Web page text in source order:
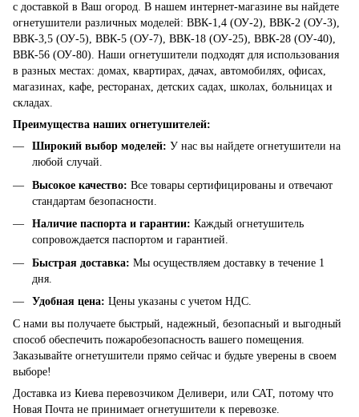
с доставкой в ​​Ваш огород. В нашем интернет-магазине вы найдете
огнетушители различных моделей: ВВК-1,4 (ОУ-2), ВВК-2 (ОУ-3),
ВВК-3,5 (ОУ-5), ВВК-5 (ОУ-7), ВВК-18 (ОУ-25), ВВК-28 (ОУ-40),
ВВК-56 (ОУ-80). Наши огнетушители подходят для использования
в разных местах: домах, квартирах, дачах, автомобилях, офисах,
магазинах, кафе, ресторанах, детских садах, школах, больницах и
складах.
Преимущества наших огнетушителей:
Широкий выбор моделей: У нас вы найдете огнетушители на
любой случай.
Высокое качество: Все товары сертифицированы и отвечают
стандартам безопасности.
Наличие паспорта и гарантии: Каждый огнетушитель
сопровождается паспортом и гарантией.
Быстрая доставка: Мы осуществляем доставку в течение 1
дня.
Удобная цена: Цены указаны с учетом НДС.
С нами вы получаете быстрый, надежный, безопасный и выгодный
способ обеспечить пожаробезопасность вашего помещения.
Заказывайте огнетушители прямо сейчас и будьте уверены в своем
выборе!
Доставка из Киева перевозчиком Деливери, или САТ, потому что
Новая Почта не принимает огнетушители к перевозке.